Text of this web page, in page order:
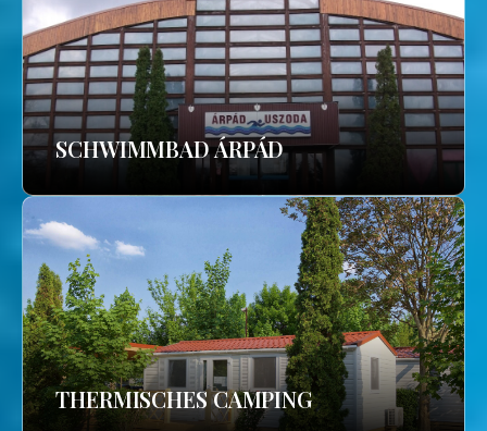
SCHWIMMBAD ÁRPÁD
THERMISCHES CAMPING